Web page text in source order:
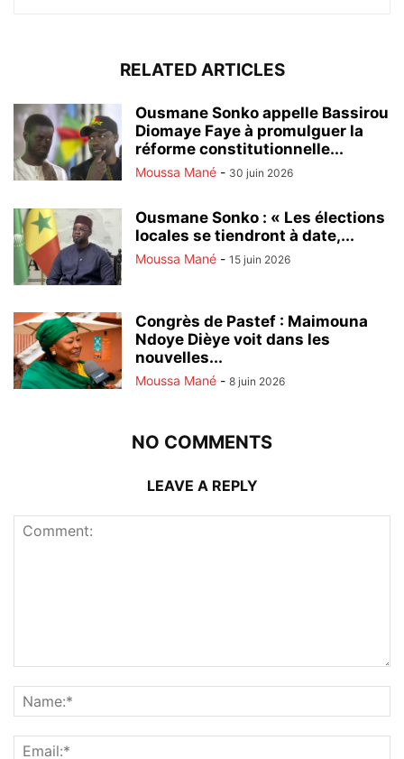
RELATED ARTICLES
Ousmane Sonko appelle Bassirou
Diomaye Faye à promulguer la
réforme constitutionnelle...
Moussa Mané - 30 juin 2026
Ousmane Sonko : « Les élections
locales se tiendront à date,...
Moussa Mané - 15 juin 2026
Congrès de Pastef : Maimouna
Ndoye Dièye voit dans les
nouvelles...
Moussa Mané - 8 juin 2026
NO COMMENTS
LEAVE A REPLY